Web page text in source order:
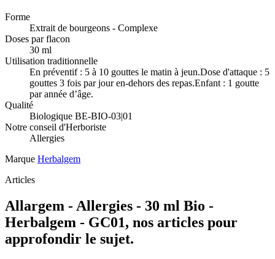
Forme
Extrait de bourgeons - Complexe
Doses par flacon
30 ml
Utilisation traditionnelle
En préventif : 5 à 10 gouttes le matin à jeun.Dose d'attaque : 5
gouttes 3 fois par jour en-dehors des repas.Enfant : 1 goutte
par année d’âge.
Qualité
Biologique BE-BIO-03|01
Notre conseil d'Herboriste
Allergies
Marque Herbalgem
Articles
Allargem - Allergies - 30 ml Bio -
Herbalgem - GC01, nos articles pour
approfondir le sujet.